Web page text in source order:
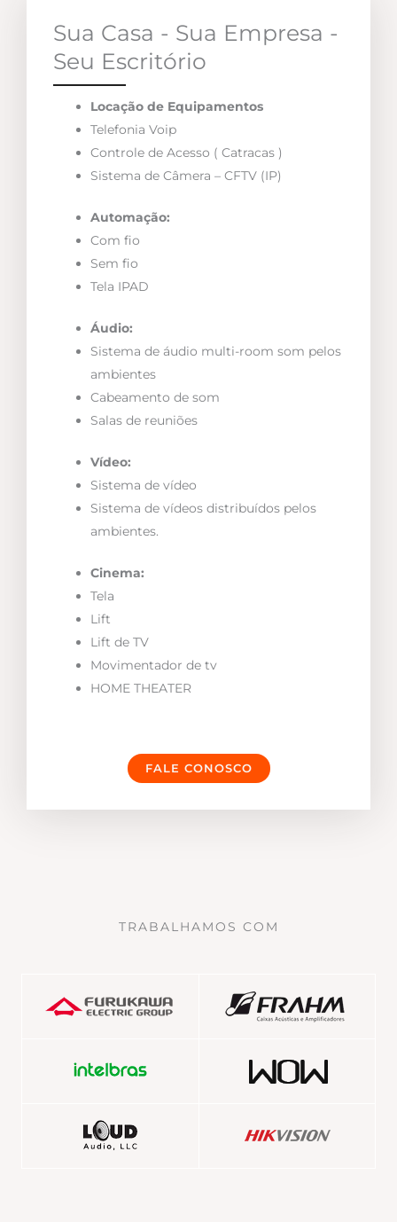
Sua Casa - Sua Empresa -
Seu Escritório
Locação de Equipamentos
Telefonia Voip
Controle de Acesso ( Catracas )
Sistema de Câmera – CFTV (IP)
Automação:
Com fio
Sem fio
Tela IPAD
Áudio:
Sistema de áudio multi-room som pelos
ambientes
Cabeamento de som
Salas de reuniões
Vídeo:
Sistema de vídeo
Sistema de vídeos distribuídos pelos
ambientes.
Cinema:
Tela
Lift
Lift de TV
Movimentador de tv
HOME THEATER
FALE CONOSCO
TRABALHAMOS COM